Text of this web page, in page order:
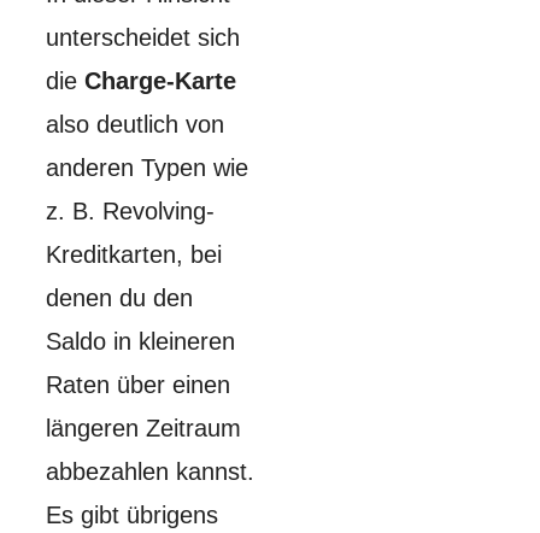
unterscheidet sich
die Charge-Karte
also deutlich von
anderen Typen wie
z. B. Revolving-
Kreditkarten, bei
denen du den
Saldo in kleineren
Raten über einen
längeren Zeitraum
abbezahlen kannst.
Es gibt übrigens